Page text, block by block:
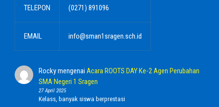
TELEPON (0271) 891096
EMAIL info@sman1sragen.sch.id
Rockymengenai Acara ROOTS DAY Ke-2 Agen Perubahan
SMA Negeri 1 Sragen
27 April 2025
Kelass, banyak siswa berprestasi